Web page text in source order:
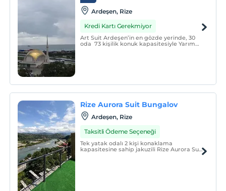
Ardeşen, Rize
Kredi Kartı Gerekmiyor
Art Suit Ardeşen’in en gözde yerinde, 30
oda 73 kişilik konuk kapasitesiyle Yarım
Rize Aurora Suit Bungalov
Ardeşen, Rize
Taksitli Ödeme Seçeneği
Tek yatak odalı 2 kişi konaklama
kapasitesine sahip jakuzili Rize Aurora Suit